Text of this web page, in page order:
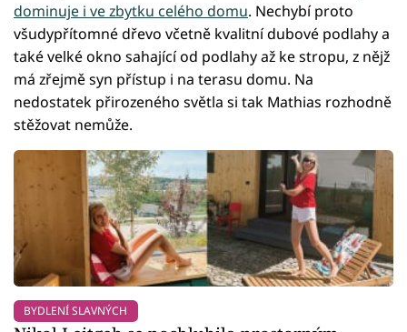
dominuje i ve zbytku celého domu. Nechybí proto
všudypřítomné dřevo včetně kvalitní dubové podlahy a
také velké okno sahající od podlahy až ke stropu, z nějž
má zřejmě syn přístup i na terasu domu. Na
nedostatek přirozeného světla si tak Mathias rozhodně
stěžovat nemůže.
BYDLENÍ SLAVNÝCH